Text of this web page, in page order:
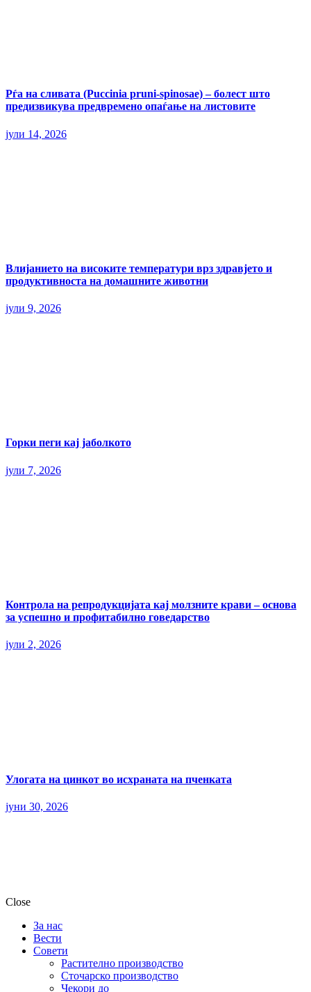
Рѓа на сливата (Puccinia pruni-spinosae) – болест што
предизвикува предвремено опаѓање на листовите
јули 14, 2026
Влијанието на високите температури врз здравјето и
продуктивноста на домашните животни
јули 9, 2026
Горки пеги кај јаболкото
јули 7, 2026
Контрола на репродукцијата кај молзните крави – основа
за успешно и профитабилно говедарство
јули 2, 2026
Улогата на цинкот во исхраната на пченката
јуни 30, 2026
Close
За нас
Вести
Совети
Растително производство
Сточарско производство
Чекори до